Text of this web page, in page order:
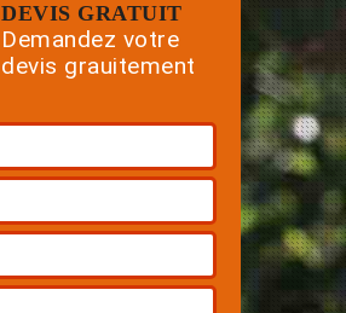
DEVIS GRATUIT
Demandez votre
devis grauitement